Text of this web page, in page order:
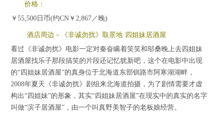
价格：
￥55,500日币(约CN￥2,867／晚)
·酒店周边－《非诚勿扰》取景地·四姐妹居酒屋
看过《非诚勿扰》电影一定对秦奋瞒着笑笑和邬桑晚上去四姐妹
居酒屋找乐子那段搞笑的片段还记忆犹新吧，这个在电影中出现
的“四姐妹居酒屋”的真身位于北海道东部钏路市阿寒湖湖畔，
2008年夏天《非诚勿扰》剧组来北海道拍摄，为了剧情需要才虚
构出“四姐妹”的形象，其实“四姐妹居酒屋”在现实中的真实的名字
叫做“滨子居酒屋”，由一个叫真野美智子的老板娘经营。